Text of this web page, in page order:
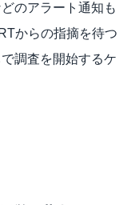
のアラート通知も
からの指摘を待つ
調査を開始するケ